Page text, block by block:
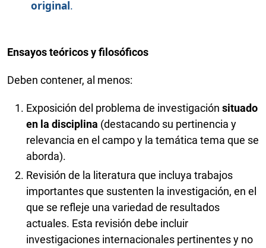
original.
Ensayos teóricos y filosóficos
Deben contener, al menos:
Exposición del problema de investigación situado
en la disciplina (destacando su pertinencia y
relevancia en el campo y la temática tema que se
aborda).
Revisión de la literatura que incluya trabajos
importantes que sustenten la investigación, en el
que se refleje una variedad de resultados
actuales. Esta revisión debe incluir
investigaciones internacionales pertinentes y no